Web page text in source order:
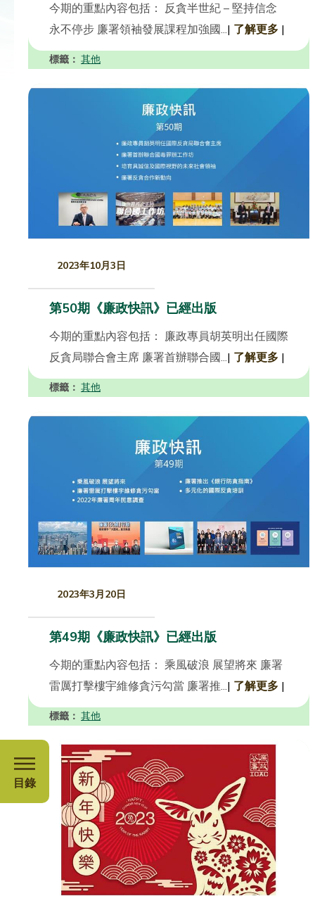
目錄
今期的重點內容包括： 反貪半世紀 – 堅持信念
永不停步 廉署領袖發展課程加強國...| 了解更多 |
標籤： 其他
2023年10月3日
第50期《廉政快訊》已經出版
今期的重點內容包括： 廉政專員胡英明出任國際
反貪局聯合會主席 廉署首辦聯合國...| 了解更多 |
標籤： 其他
2023年3月20日
第49期《廉政快訊》已經出版
今期的重點內容包括： 乘風破浪 展望將來 廉署
雷厲打擊樓宇維修貪污勾當 廉署推...| 了解更多 |
標籤： 其他